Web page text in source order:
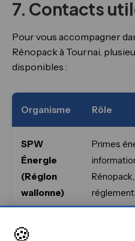
7. Contacts
Pour vous accompagner
Rénopack à Tournai,
disponibles :
Organisme Rôle
SPW
Énergie
(Région
wallonne)
Primes
Rénopack,
SWCS
🍪